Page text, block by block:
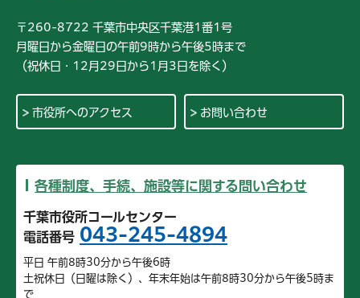
〒260-8722 千葉市中央区千葉港1番1号
月曜日から金曜日の午前9時から午後5時まで
（祝休日・12月29日から1月3日を除く）
市役所へのアクセス お問い合わせ
各種制度、手続、施設等に関する問い合わせ
千葉市役所コールセンター
電話番号 043-245-4894
平日 午前8時30分から午後6時
土祝休日（日曜は除く）、年末年始は午前8時30分から午後5時ま
で